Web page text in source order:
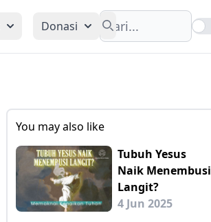
Donasi
Search
You may also like
Tubuh Yesus
Naik Menembusi
Langit?
4 Jun 2025